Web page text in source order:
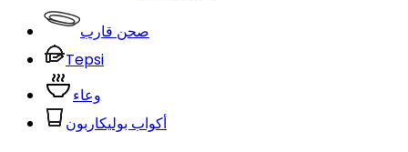
صحن قارب
Tepsi
وعاء
أكواب بوليكاربون